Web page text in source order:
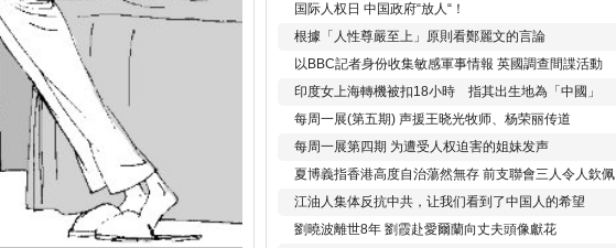
国际人权日 中国政府“放人“！
根據「人性尊嚴至上」原則看鄭麗文的言論
以BBC記者身份收集敏感軍事情報 英國調查間諜活動
印度女上海轉機被扣18小時 指其出生地為「中國」
每周一展(第五期) 声援王晓光牧师、杨荣丽传道
每周一展第四期 为遭受人权迫害的姐妹发声
夏博義指香港高度自治蕩然無存 前支聯會三人令人欽佩
江油人集体反抗中共，让我们看到了中国人的希望
劉曉波離世8年 劉霞赴愛爾蘭向丈夫頭像獻花